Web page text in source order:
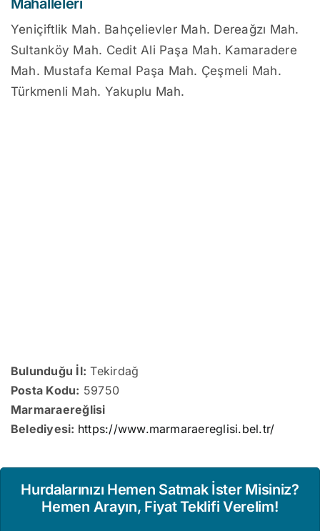
Yeniçiftlik Mah. Bahçelievler Mah. Dereağzı Mah.
Sultanköy Mah. Cedit Ali Paşa Mah. Kamaradere
Mah. Mustafa Kemal Paşa Mah. Çeşmeli Mah.
Türkmenli Mah. Yakuplu Mah.
Bulunduğu İl: Tekirdağ
Posta Kodu: 59750
Marmaraereğlisi
Belediyesi: https://www.marmaraereglisi.bel.tr/
Hurdalarınızı Hemen Satmak İster Misiniz?
Hemen Arayın, Fiyat Teklifi Verelim!